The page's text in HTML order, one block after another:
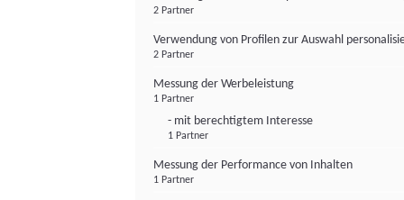
2 Partner
Verwendung von Profilen zur Auswahl
2 Partner
Messung der Werbeleistung
1 Partner
- mit berechtigtem Interesse
1 Partner
Messung der Performance von Inhalten
1 Partner